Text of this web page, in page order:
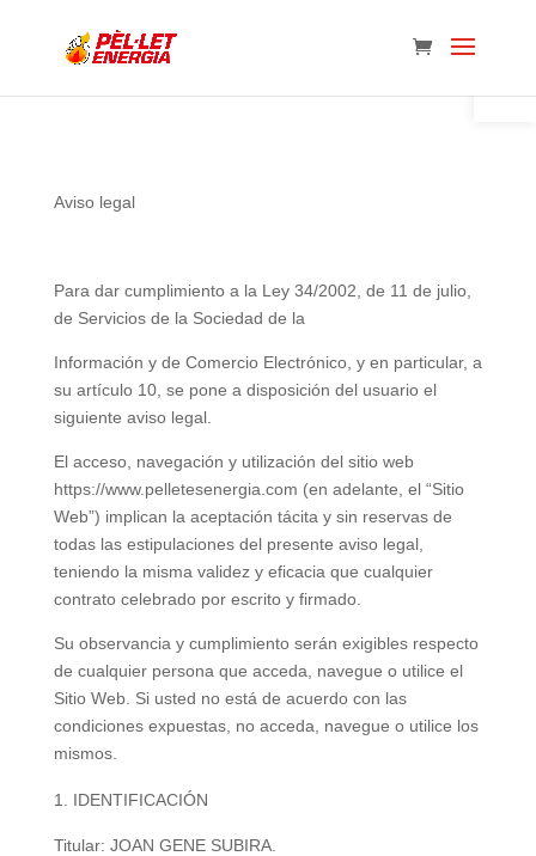
Aviso legal
Para dar cumplimiento a la Ley 34/2002, de 11 de julio,
de Servicios de la Sociedad de la
Información y de Comercio Electrónico, y en particular, a
su artículo 10, se pone a disposición del usuario el
siguiente aviso legal.
El acceso, navegación y utilización del sitio web
https://www.pelletesenergia.com (en adelante, el “Sitio
Web”) implican la aceptación tácita y sin reservas de
todas las estipulaciones del presente aviso legal,
teniendo la misma validez y eficacia que cualquier
contrato celebrado por escrito y firmado.
Su observancia y cumplimiento serán exigibles respecto
de cualquier persona que acceda, navegue o utilice el
Sitio Web. Si usted no está de acuerdo con las
condiciones expuestas, no acceda, navegue o utilice los
mismos.
IDENTIFICACIÓN
Titular: JOAN GENE SUBIRA.